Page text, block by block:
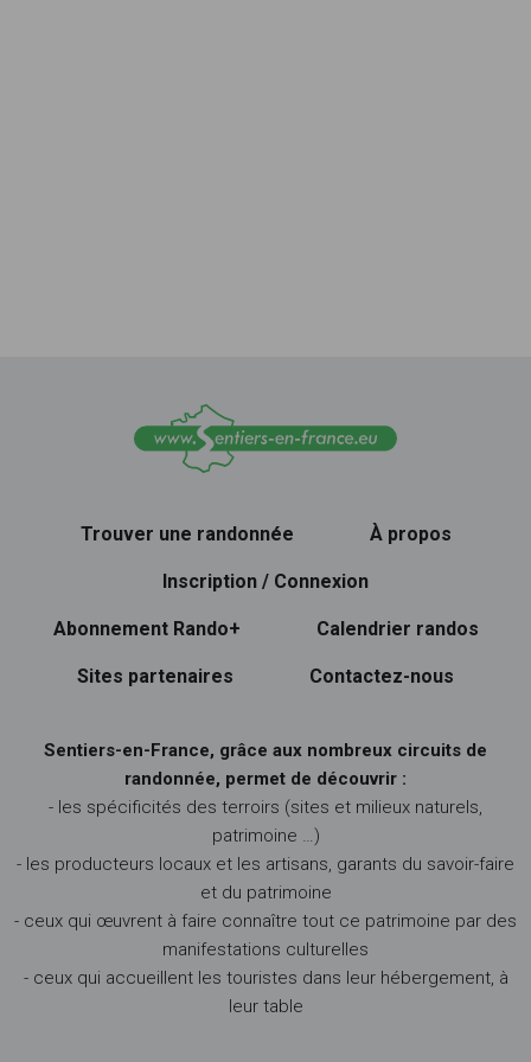
Trouver une randonnée À propos
Inscription / Connexion
Abonnement Rando+ Calendrier randos
Sites partenaires Contactez-nous
Sentiers-en-France, grâce aux nombreux circuits de
randonnée, permet de découvrir :
- les spécificités des terroirs (sites et milieux naturels,
patrimoine …)
- les producteurs locaux et les artisans, garants du savoir-faire
et du patrimoine
- ceux qui œuvrent à faire connaître tout ce patrimoine par des
manifestations culturelles
- ceux qui accueillent les touristes dans leur hébergement, à
leur table